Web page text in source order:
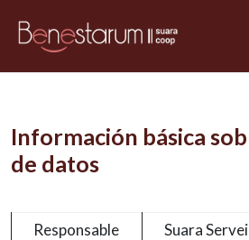
Información básica
de datos
Responsable Suara